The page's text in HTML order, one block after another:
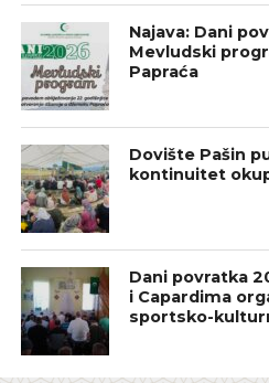
Najava: Dani
Mevludski
Papraća
Dovište Pašin
kontinuitet
Dani povratka
i Capardima
sportsko-